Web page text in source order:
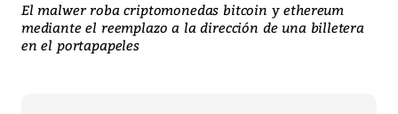
El malwer roba criptomonedas bitcoin y ethereum
mediante el reemplazo a la dirección de una billetera
en el portapapeles